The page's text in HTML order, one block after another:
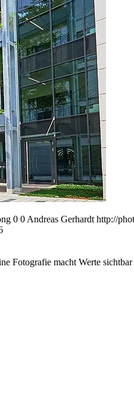
0 0 Andreas Gerhardt http://
Fotografie macht Werte